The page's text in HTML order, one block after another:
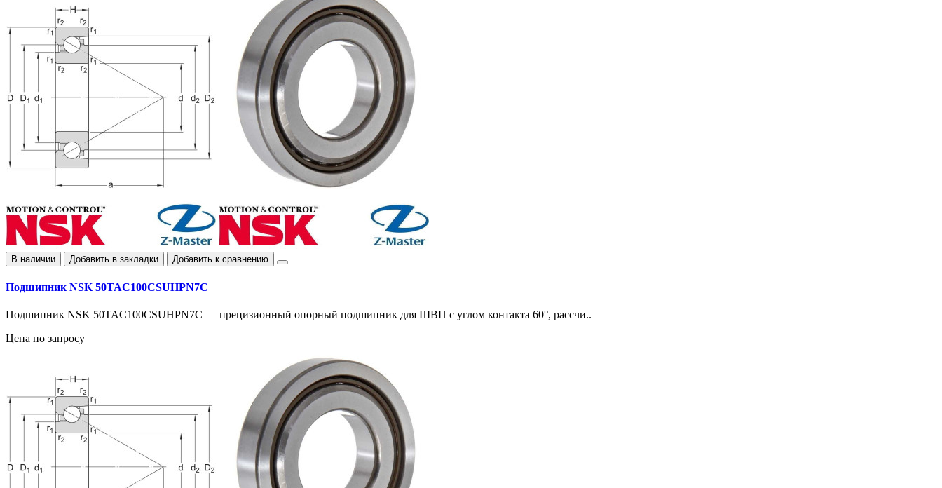
В наличии Добавить в закладки Добавить к сравнению
Подшипник NSK 50TAC100CSUHPN7C
Подшипник NSK 50TAC100CSUHPN7C — прецизионный опорный подшипник для ШВП с углом контакта 60°, рассчи..
Цена по запросу